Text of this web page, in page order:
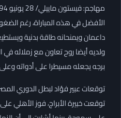
الأفضل في هذه المباراة، رغم
داعمان ويمنحانه طاقة بدنية
ولديه أيضا روح تعاون مع زملائه
برجه يجعله مسيطرا على أدواته
توقعات عبير فؤاد لبطل الدوري
توقعت خبيرة الأبراج، فوز الأهلي